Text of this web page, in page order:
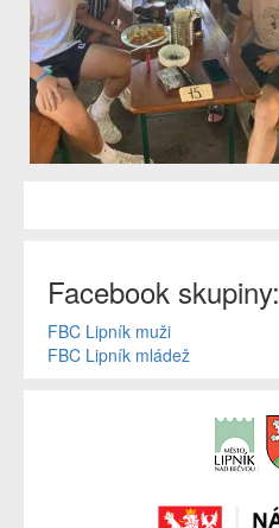
Facebook skupiny:
FBC Lipník muži
FBC Lipník mládež